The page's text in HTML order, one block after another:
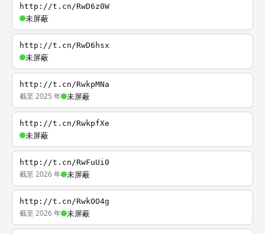
http://t.cn/RwD6z0W
未屏蔽
http://t.cn/RwD6hsx
未屏蔽
http://t.cn/RwkpMNa
截至 2025 年 未屏蔽
http://t.cn/RwkpfXe
未屏蔽
http://t.cn/RwFuUi0
截至 2026 年 未屏蔽
http://t.cn/RwkOO4g
截至 2026 年 未屏蔽